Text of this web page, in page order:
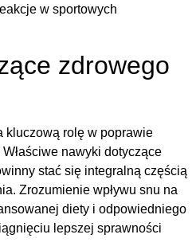
w sportowych
zdrowego
kluczową rolę w poprawie
nawyki dotyczące
stać się integralną częścią
Zrozumienie wpływu snu na
diety i odpowiedniego
lepszej sprawności